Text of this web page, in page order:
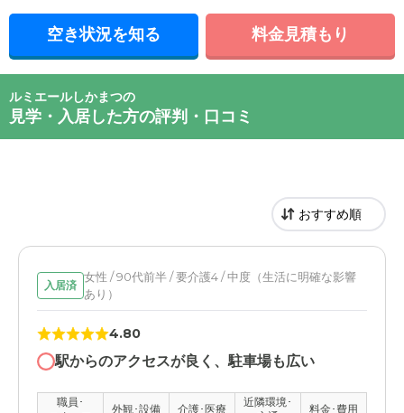
空き状況を知る 料金見積もり
ルミエールしかまつの
見学・入居した方の評判・口コミ
入居済
女性 / 90代前半 / 要介護4 / 中度（生活に明確な影響
あり）
4.80
駅からのアクセスが良く、駐車場も広い
職員･
外観･設備 介護･医療
近隣環境･
料金･費用